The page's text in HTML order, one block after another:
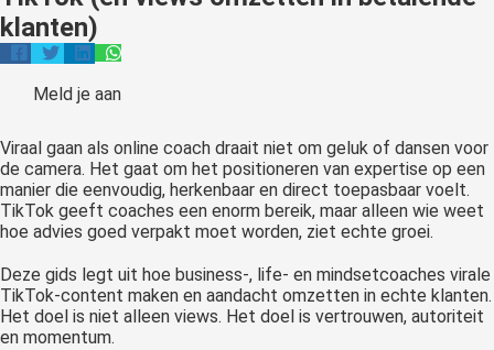
klanten)
Meld je aan
Viraal gaan als online coach draait niet om geluk of dansen voor
de camera. Het gaat om het positioneren van expertise op een
manier die eenvoudig, herkenbaar en direct toepasbaar voelt.
TikTok geeft coaches een enorm bereik, maar alleen wie weet
hoe advies goed verpakt moet worden, ziet echte groei.
Deze gids legt uit hoe business-, life- en mindsetcoaches virale
TikTok-content maken en aandacht omzetten in echte klanten.
Het doel is niet alleen views. Het doel is vertrouwen, autoriteit
en momentum.
te
de
Hierdoor
website-
van